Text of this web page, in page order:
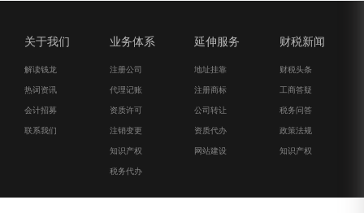
关于我们
解读钱龙
热词资讯
会计招募
联系我们
业务体系
注册公司
代理记账
资质许可
注销变更
知识产权
税务代办
延伸服务
地址挂靠
注册商标
公司转让
资质代办
网站建设
财税新闻
财税头条
工商答疑
税务问答
政策法规
知识产权